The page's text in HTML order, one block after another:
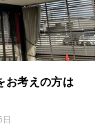
お考えの方は